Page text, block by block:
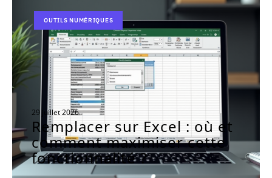
OUTILS NUMÉRIQUES
29 juillet 2026
Remplacer sur Excel : où et
comment maximiser cette
fonctionnalité ?